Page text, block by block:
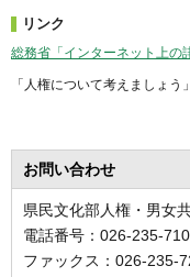
リンク
総務省「インターネット上の
「人権について考えましょう
お問い合わせ
県民文化部人権・男女
電話番号：026-235-
ファックス：026-235-